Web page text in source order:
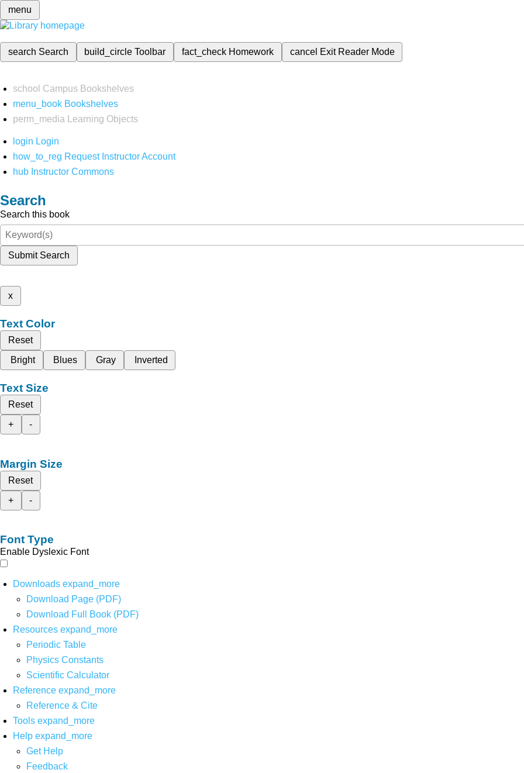
menu
search Search build_circleToolbar fact_check Homework cancel Exit Reader Mode
school Campus Bookshelves
menu_book Bookshelves
perm_media
Learning Objects
login Login
how_to_reg Request Instructor Account
hub Instructor Commons
Search
Search this book
Submit Search
x
Text Color
Reset
Bright
Blues Gray Inverted
Text Size
Reset
+
-
Margin Size
Reset
+
-
Font Type
Enable Dyslexic Font
Downloads expand_more
Download Page (PDF)
Download Full Book (PDF)
Resources expand_more
Periodic Table
Physics Constants
Scientific Calculator
Reference expand_more
Reference & Cite
Tools expand_more
Help expand_more
Get Help
Feedback